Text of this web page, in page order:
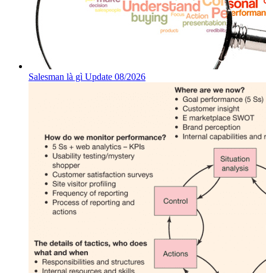
Salesman là gì Update 08/2026